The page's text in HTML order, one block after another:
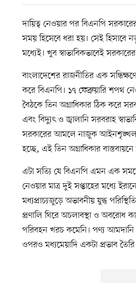
দায়িত্ব নেওয়ার পর বিএনপি
সময় হিসেবে ধরা হয়। সেই হিসাবে
মধ্যেই। খুব স্বাভাবিকভাবেই
বাংলাদেশের রাজনীতির এক
করে বিএনপি। ১৭ ফেব্রুয়ারি শপথ
বৈঠকে তিন অগ্রাধিকার ঠিক করে
এবং বিদ্যুৎ ও জ্বালানি সরবরাহ
সরকারের আমলে নাজুক আইনশৃঙ্খলা
হচ্ছে, এই তিন অগ্রাধিকার
এটা সত্যি যে বিএনপি এমন এক
নেওয়ার মাত্র দুই সপ্তাহের মধ্যে
মধ্যপ্রাচ্যজুড়ে অভাবনীয় যুদ্ধ
প্রণালি ঘিরে অচলাবস্থা ও অবরোধ
পরিবহন খরচ কমেনি। পণ্য আমদানি
ওপরও মধ্যমেয়াদি একটা প্রভাব